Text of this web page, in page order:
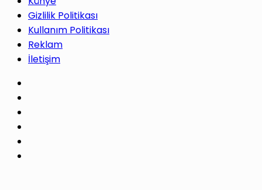
Gizlilik Politikası
Kullanım Politikası
Reklam
İletişim